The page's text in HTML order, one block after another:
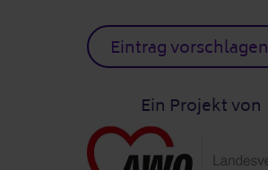
Eintrag vorschlagen
Ein Projekt von